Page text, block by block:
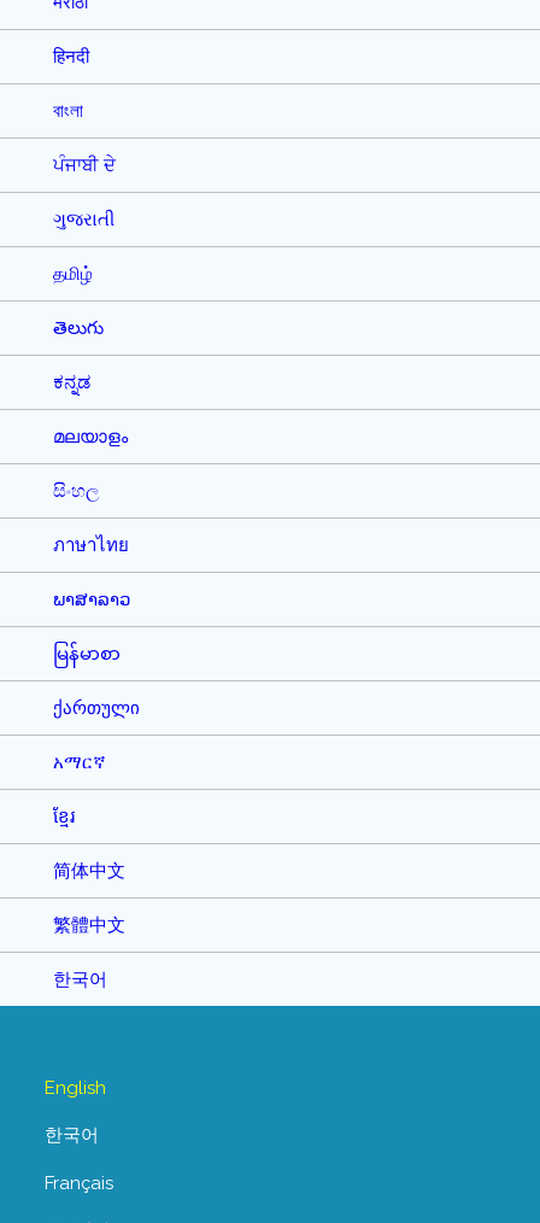
हिनदी
বাংলা
ਪੰਜਾਬੀ ਦੇ
ગુજરાતી
தமிழ்
తెలుగు
ಕನ್ನಡ
മലയാളം
සිංහල
ภาษาไทย
ພາສາລາວ
မြန်မာစာ
ქართული
አማርኛ
ខ្មែរ
简体中文
繁體中文
한국어
English
한국어
Français